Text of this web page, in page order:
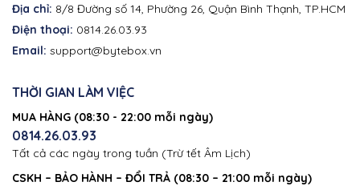
Địa chỉ: 8/8 Đường số 14, Phường 26, Quận Bình Thạnh, TP.HCM
Điện thoại: 0814.26.03.93
Email: support@bytebox.vn
THỜI GIAN LÀM VIỆC
MUA HÀNG (08:30 - 22:00 mỗi ngày)
0814.26.03.93
Tất cả các ngày trong tuần (Trừ tết Âm Lịch)
CSKH – BẢO HÀNH – ĐỔI TRẢ (08:30 – 21:00 mỗi ngày)